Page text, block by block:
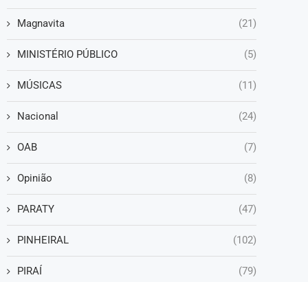
Magnavita (21)
MINISTÉRIO PÚBLICO (5)
MÚSICAS (11)
Nacional (24)
OAB (7)
Opinião (8)
PARATY (47)
PINHEIRAL (102)
PIRAÍ (79)